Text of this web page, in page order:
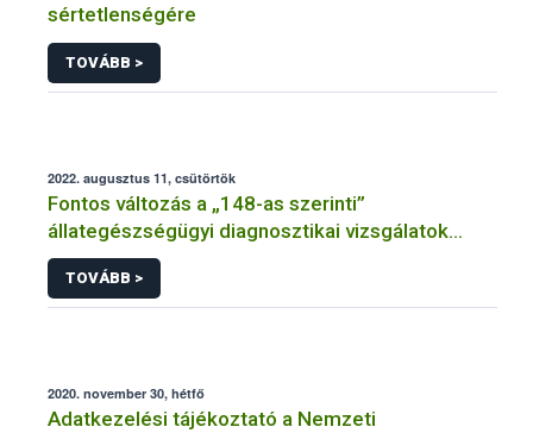
sértetlenségére
TOVÁBB >
2022. augusztus 11, csütörtök
Fontos változás a „148-as szerinti”
állategészségügyi diagnosztikai vizsgálatok
adminisztrációjában
TOVÁBB >
2020. november 30, hétfő
Adatkezelési tájékoztató a Nemzeti